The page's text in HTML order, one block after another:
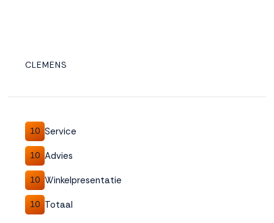
CLEMENS
10 Service
10 Advies
10 Winkelpresentatie
10 Totaal